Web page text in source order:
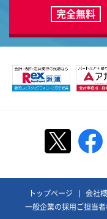
完全無料
トップページ 会社
一般企業の採用ご担当